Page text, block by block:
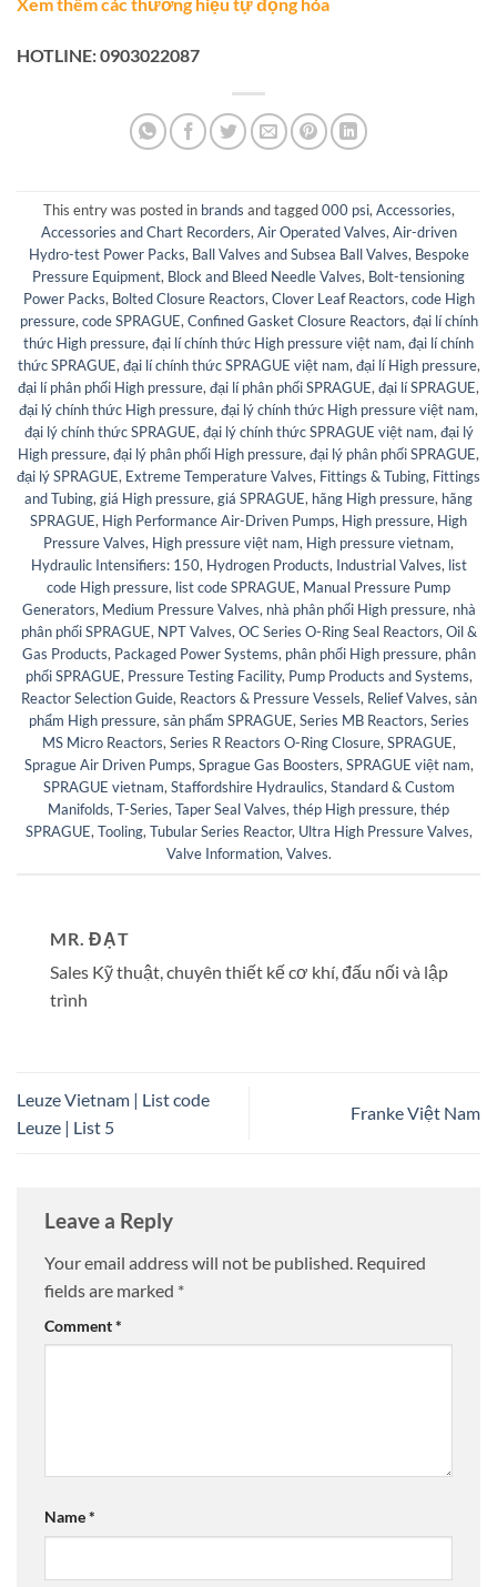
HOTLINE: 0903022087
This entry was posted in brands and tagged000 psi, Accessories,
Accessories and Chart Recorders, Air Operated Valves, Air-driven
Hydro-test Power Packs, Ball Valves and Subsea Ball Valves, Bespoke
Pressure Equipment, Block and Bleed Needle Valves, Bolt-tensioning
Power Packs, Bolted Closure Reactors, Clover Leaf Reactors, code High
pressure, code SPRAGUE, Confined Gasket Closure Reactors, đại lí chính
thức High pressure, đại lí chính thức High pressure việt nam, đại lí chính
thức SPRAGUE, đại lí chính thức SPRAGUE việt nam, đại lí High pressure,
đại lí phân phối High pressure, đại lí phân phối SPRAGUE, đại lí SPRAGUE,
đại lý chính thức High pressure, đại lý chính thức High pressure việt nam,
đại lý chính thức SPRAGUE, đại lý chính thức SPRAGUE việt nam, đại lý
High pressure, đại lý phân phối High pressure, đại lý phân phối SPRAGUE,
đại lý SPRAGUE, Extreme Temperature Valves, Fittings & Tubing, Fittings
and Tubing, giá High pressure, giá SPRAGUE, hãng High pressure, hãng
SPRAGUE, High Performance Air-Driven Pumps, High pressure, High
Pressure Valves, High pressure việt nam, High pressure vietnam,
Hydraulic Intensifiers: 150, Hydrogen Products, Industrial Valves, list
code High pressure, list code SPRAGUE, Manual Pressure Pump
Generators, Medium Pressure Valves, nhà phân phối High pressure, nhà
phân phối SPRAGUE, NPT Valves, OC Series O-Ring Seal Reactors, Oil &
Gas Products, Packaged Power Systems, phân phối High pressure, phân
phối SPRAGUE, Pressure Testing Facility, Pump Products and Systems,
Reactor Selection Guide, Reactors & Pressure Vessels, Relief Valves, sản
phẩm High pressure, sản phẩm SPRAGUE, Series MB Reactors, Series
MS Micro Reactors, Series R Reactors O-Ring Closure, SPRAGUE,
Sprague Air Driven Pumps, Sprague Gas Boosters, SPRAGUE việt nam,
SPRAGUE vietnam, Staffordshire Hydraulics, Standard & Custom
Manifolds, T-Series, Taper Seal Valves, thép High pressure, thép
SPRAGUE, Tooling, Tubular Series Reactor, Ultra High Pressure Valves,
Valve Information, Valves.
MR. ĐẠT
Sales Kỹ thuật, chuyên thiết kế cơ khí, đấu nối và lập
trình
Leuze Vietnam | List code
Leuze | List 5
Franke Việt Nam
Leave a Reply
Your email address will not be published. Required
fields are marked *
Comment*
Name*